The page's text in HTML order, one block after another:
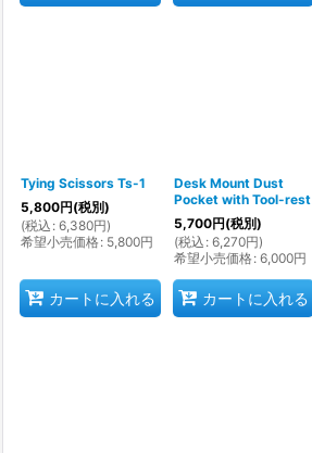
Tying Scissors Ts-1
5,800円(税別)
(税込 : 6,380円)
希望小売価格: 5,800円
カートに入れる
Desk Mount Dust
Pocket with Tool-rest
5,700円(税別)
(税込 : 6,270円)
希望小売価格: 6,000円
カートに入れる